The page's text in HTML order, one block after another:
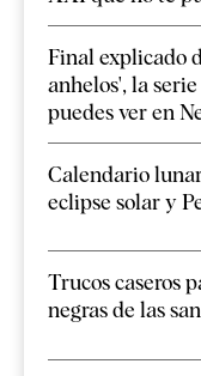
Final explicado
anhelos', la
puedes ver en
Calendario
eclipse solar y
Trucos caseros
negras de las